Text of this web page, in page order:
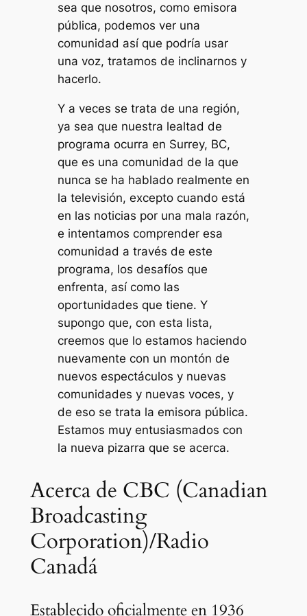
sea que nosotros, como emisora ​​
pública, podemos ver una
comunidad así que podría usar
una voz, tratamos de inclinarnos y
hacerlo.
Y a veces se trata de una región,
ya sea que nuestra lealtad de
programa ocurra en Surrey, BC,
que es una comunidad de la que
nunca se ha hablado realmente en
la televisión, excepto cuando está
en las noticias por una mala razón,
e intentamos comprender esa
comunidad a través de este
programa, los desafíos que
enfrenta, así como las
oportunidades que tiene. Y
supongo que, con esta lista,
creemos que lo estamos haciendo
nuevamente con un montón de
nuevos espectáculos y nuevas
comunidades y nuevas voces, y
de eso se trata la emisora ​​pública.
Estamos muy entusiasmados con
la nueva pizarra que se acerca.
Acerca de CBC (Canadian
Broadcasting
Corporation)/Radio
Canadá
Establecido oficialmente en 1936